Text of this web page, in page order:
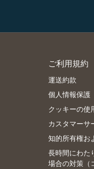
ご利用規約
運送約款
個人情報保護
クッキーの使
カスタマーサ
知的所有権お
長時間にわた
場合の対策（